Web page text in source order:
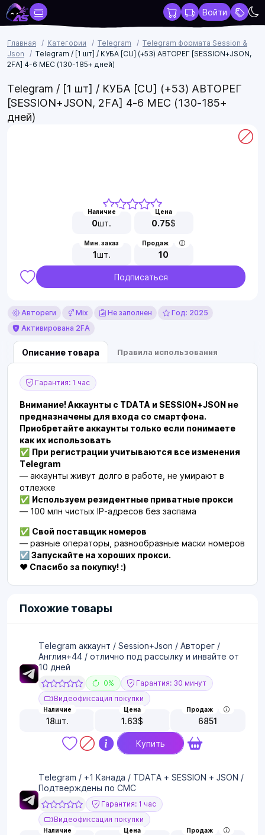
Войти
Главная Категории Telegram
Telegram формата Session &
Json
Telegram / [1 шт] / КУБА [CU] (+53) АВТОРЕГ [SESSION+JSON,
2FA] 4-6 МЕС (130-185+ дней)
Telegram / [1 шт] / КУБА [CU] (+53) АВТОРЕГ
[SESSION+JSON, 2FA] 4-6 МЕС (130-185+
дней)
Наличие
0шт.
Цена
0.75$
Мин. заказ
1шт.
Продаж
10
Подписаться
Автореги Mix Не заполнен
Год: 2025
Активирована 2FA
Описание товара Правила использования
Гарантия: 1 час
Внимание! Аккаунты с TDATA и SESSION+JSON не
предназначены для входа со смартфона.
Приобретайте аккаунты только если понимаете
как их использовать
✅ При регистрации учитываются все изменения
Telegram
— аккаунты живут долго в работе, не умирают в
отлежке
✅ Используем резидентные приватные прокси
— 100 млн чистых IP-адресов без заспама
✅ Свой поставщик номеров
— разные операторы, разнообразные маски номеров
☑️ Запускайте на хороших прокси.
❤️ Спасибо за покупку! :)
Похожие товары
Telegram аккаунт / Session+Json / Авторег /
Англия+44 / отлично под рассылку и инвайте от
10 дней
0%
Гарантия: 30 минут
Видеофиксация покупки
Наличие
18шт.
Цена
1.63$
Продаж
6851
Купить
Telegram / +1 Канада / TDATA + SESSION + JSON /
Подтверждены по СМС
Гарантия: 1 час
Видеофиксация покупки
Наличие Цена Продаж